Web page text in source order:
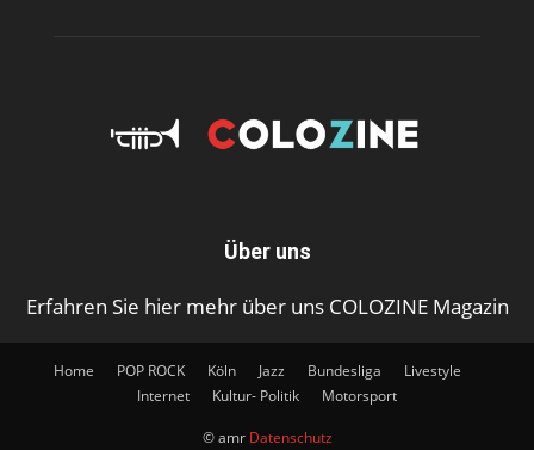
Über uns
Erfahren Sie hier mehr über uns COLOZINE Magazin
Home POP ROCK Köln Jazz Bundesliga
Livestyle
Internet
Kultur- Politik Motorsport
© amr Datenschutz